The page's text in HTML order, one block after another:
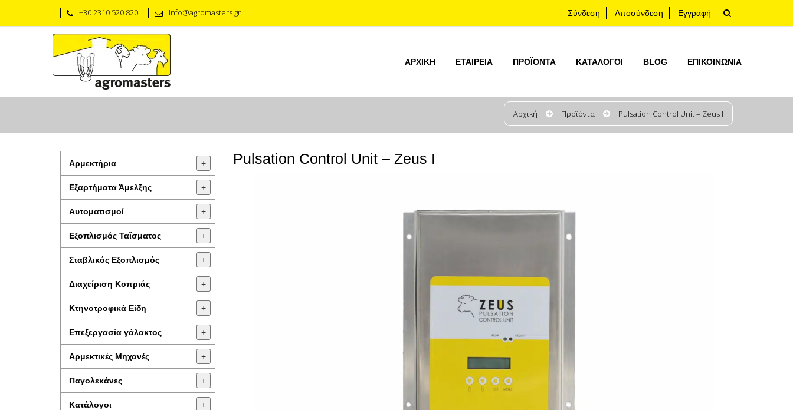
+30 2310 520 820 info@agromasters.gr Σύνδεση Αποσύνδεση Εγγραφή
ΑΡΧΙΚΉ ΕΤΑΙΡΕΊΑ ΠΡΟΪΟΝΤΑ ΚΑΤΆΛΟΓΟΙ BLOG ΕΠΙΚΟΙΝΩΝΊΑ
Αρχική Προϊόντα Pulsation Control Unit – Zeus I
Αρμεκτήρια +
Εξαρτήματα Άμελξης +
Αυτοματισμοί +
Εξοπλισμός Ταΐσματος +
Σταβλικός Εξοπλισμός +
Διαχείριση Κοπριάς +
Κτηνοτροφικά Είδη +
Επεξεργασία γάλακτος +
Aρμεκτικές Μηχανές +
Παγολεκάνες +
Κατάλογοι +
Pulsation Control Unit – Zeus I